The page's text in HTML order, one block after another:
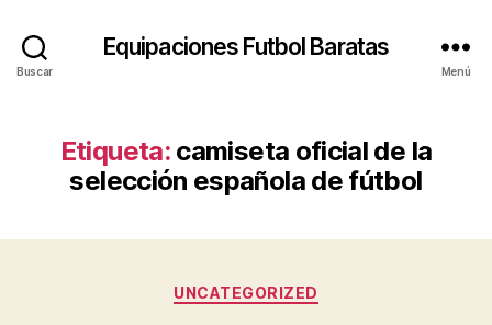
Buscar
Equipaciones Futbol Baratas
Menú
Etiqueta: camiseta oficial de la
selección española de fútbol
Categorías
UNCATEGORIZED